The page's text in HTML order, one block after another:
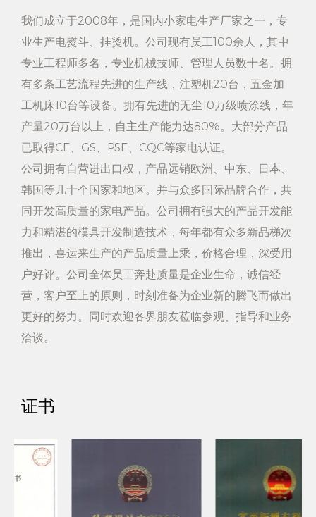
我们成立于2008年，是国内小家电生产厂家之一，专
业生产电熨斗、挂烫机。公司现有员工100余人，其中
专业工程师多名，专业机械技师、管理人员数十名。拥
有多条工艺流程先进的生产线，注塑机20台，五金加
工机床10台等设备。拥有先进的无尘10万级喷涂线，年
产量20万台以上，自主生产能力达80%。大部分产品
已取得CE、GS、PSE、CQC等家电认证。
公司拥有自营进出口权，产品远销欧洲、中东、日本、
韩国等几十个国家和地区。并与众多国际品牌合作，共
同开发高质量的家电产品。公司拥有强大的产品开发能
力和精湛的模具开发制造技术，每年都有众多新品梯次
推出，喜运来生产的产品质量上乘，价格合理，深受用
户好评。公司全体员工奔赴质量是企业生命，诚信经
营，客户至上的原则，时刻准备为企业新的腾飞而做出
更好的努力。同时欢迎各界朋友莅临参观、指导和业务
洽谈。
证书